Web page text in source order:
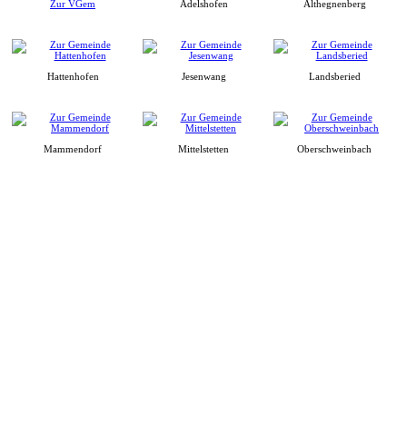
Zur VGem Adelshofen Althegnenberg
Hattenhofen Jesenwang Landsberied
Mammendorf Mittelstetten Oberschweinbach